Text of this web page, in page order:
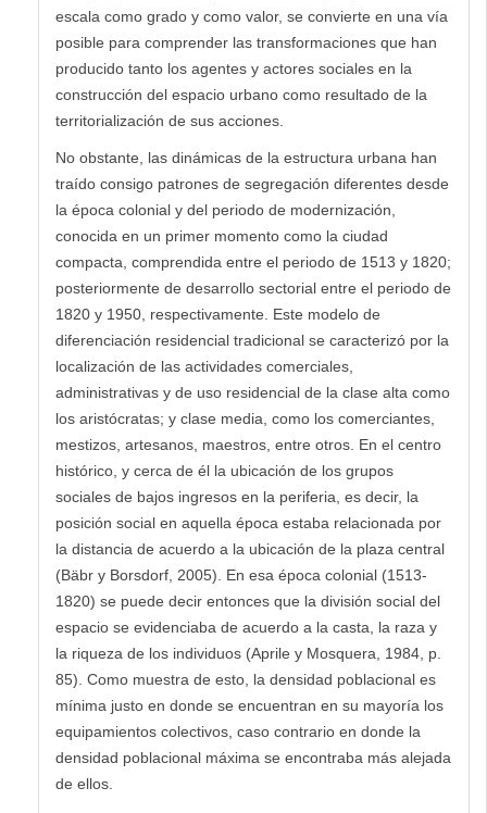
escala como grado y como valor, se convierte en una vía
posible para comprender las transformaciones que han
producido tanto los agentes y actores sociales en la
construcción del espacio urbano como resultado de la
territorialización de sus acciones.
No obstante, las dinámicas de la estructura urbana han
traído consigo patrones de segregación diferentes desde
la época colonial y del periodo de modernización,
conocida en un primer momento como la ciudad
compacta, comprendida entre el periodo de 1513 y 1820;
posteriormente de desarrollo sectorial entre el periodo de
1820 y 1950, respectivamente. Este modelo de
diferenciación residencial tradicional se caracterizó por la
localización de las actividades comerciales,
administrativas y de uso residencial de la clase alta como
los aristócratas; y clase media, como los comerciantes,
mestizos, artesanos, maestros, entre otros. En el centro
histórico, y cerca de él la ubicación de los grupos
sociales de bajos ingresos en la periferia, es decir, la
posición social en aquella época estaba relacionada por
la distancia de acuerdo a la ubicación de la plaza central
(Bäbr y Borsdorf, 2005). En esa época colonial (1513-
1820) se puede decir entonces que la división social del
espacio se evidenciaba de acuerdo a la casta, la raza y
la riqueza de los individuos (Aprile y Mosquera, 1984, p.
85). Como muestra de esto, la densidad poblacional es
mínima justo en donde se encuentran en su mayoría los
equipamientos colectivos, caso contrario en donde la
densidad poblacional máxima se encontraba más alejada
de ellos.